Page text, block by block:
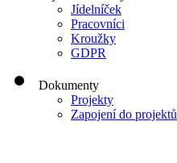
Jídelníček
Pracovníci
Kroužky
GDPR
Dokumenty
Projekty
Zapojení do projektů